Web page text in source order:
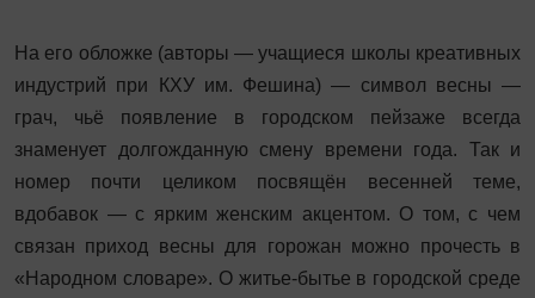
На его обложке (авторы — учащиеся школы креативных
индустрий при КХУ им. Фешина) — символ весны —
грач, чьё появление в городском пейзаже всегда
знаменует долгожданную смену времени года. Так и
номер почти целиком посвящён весенней теме,
вдобавок — с ярким женским акцентом. О том, с чем
связан приход весны для горожан можно прочесть в
«Народном словаре». О житье-бытье в городской среде